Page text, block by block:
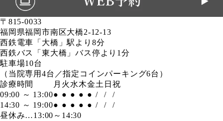
〒815-0033
福岡県福岡市南区大橋2-12-13
西鉄電車「大橋」駅より8分
西鉄バス「東大橋」バス停より1分
駐車場10台
（当院専用4台／指定コインパーキング6台）
診療時間
月 火水木金土 日 祝
09:00 ～ 13:00● ● ● ● ● / /
/
14:30 ～ 19:00● ● ● ● ● / /
/
昼休み…13:00～14:30